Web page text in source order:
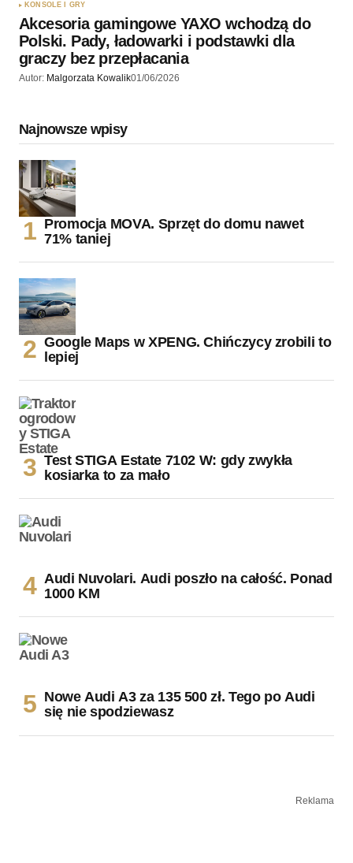
KONSOLE I GRY
Akcesoria gamingowe YAXO wchodzą do
Polski. Pady, ładowarki i podstawki dla
graczy bez przepłacania
Autor: Malgorzata Kowalik01/06/2026
Najnowsze wpisy
Promocja MOVA. Sprzęt do domu nawet
71% taniej
Google Maps w XPENG. Chińczycy zrobili to
lepiej
Test STIGA Estate 7102 W: gdy zwykła
kosiarka to za mało
Audi Nuvolari. Audi poszło na całość. Ponad
1000 KM
Nowe Audi A3 za 135 500 zł. Tego po Audi
się nie spodziewasz
Reklama